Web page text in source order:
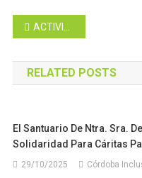
Navegación
de
entradas
ACTIVIDADES ACUÁTICAS PARA LA DIFUSIÓN Y CONOCIMIENTO DE LA NATACIÓN ADAPTADA EN PERSONAS CON DISCAPACIDAD
RELATED POSTS
El Santuario De Ntra. Sra.
Solidaridad Para Cáritas
29/10/2025 Córdoba